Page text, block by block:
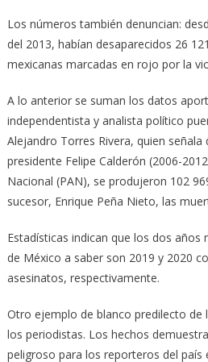
Los números también denuncian:
del 2013, habían desaparecidos 26
mexicanas marcadas en rojo por la
A lo anterior se suman los datos
independentista y analista político
Alejandro Torres Rivera, quien señala
presidente Felipe Calderón (2006-
Nacional (PAN), se produjeron 102
sucesor, Enrique Peña Nieto, las
Estadísticas indican que los dos
de México a saber son 2019 y 2020
asesinatos, respectivamente.
Otro ejemplo de blanco predilecto de
los periodistas. Los hechos
peligroso para los reporteros del país